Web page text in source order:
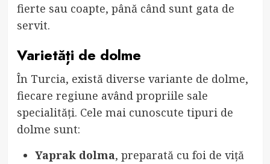
fierte sau coapte, până când sunt gata de
servit.
Varietăți de dolme
În Turcia, există diverse variante de dolme,
fiecare regiune având propriile sale
specialități. Cele mai cunoscute tipuri de
dolme sunt:
Yaprak dolma, preparată cu foi de viță